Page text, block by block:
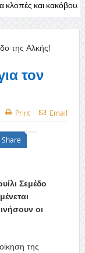
ζημιές σε
τον
Print Email
Share
Σεμέδο
οι
της